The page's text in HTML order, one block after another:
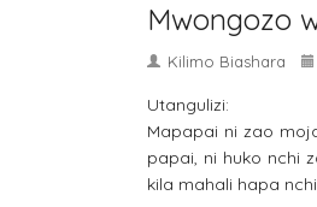
Mwongozo
Kilimo Biashara
Utangulizi:
Mapapai ni zao
papai, ni huko nchi
kila mahali hapa